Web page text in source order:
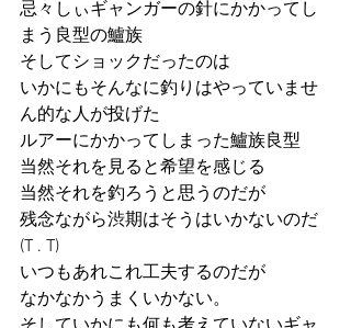
忌々しぃギャンガーの針にかかってし
まう良型の鱸族
そしてショックだったのは
いかにもそんなに釣りはやっていませ
ん的な人が投げた
ルアーにかかってしまった鱸族良型
当然それを見ると希望を感じる
当然それを釣ろうと思うのだが
残念ながら渋期はそうはいかないのだ
(T . T)
いつもあれこれ工夫するのだが
なかなかうまくいかない。